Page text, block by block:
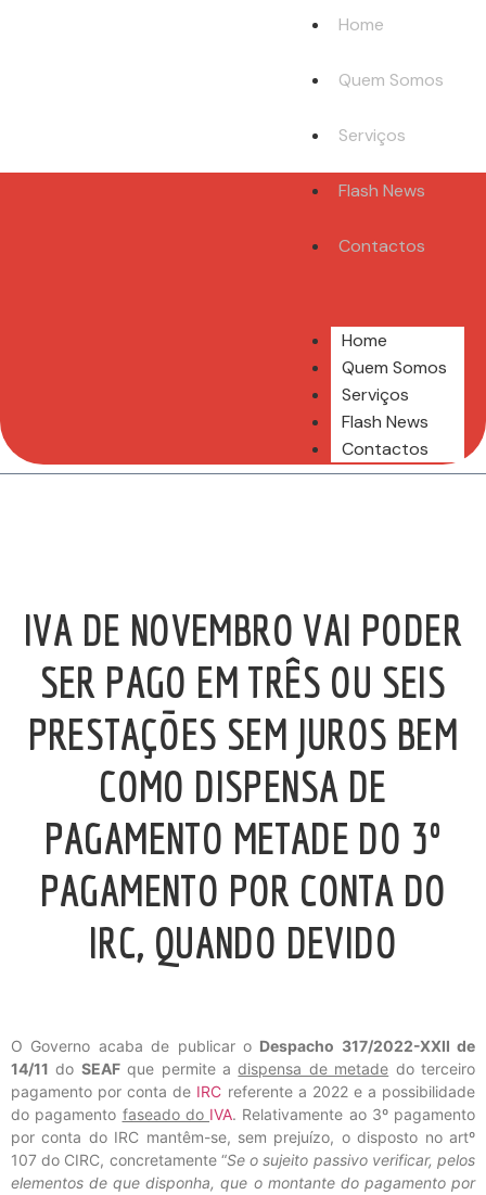
Home
Quem Somos
Serviços
Flash News
Contactos
Home
Quem Somos
Serviços
Flash News
Contactos
IVA DE NOVEMBRO VAI PODER
SER PAGO EM TRÊS OU SEIS
PRESTAÇÕES SEM JUROS BEM
COMO DISPENSA DE
PAGAMENTO METADE DO 3º
PAGAMENTO POR CONTA DO
IRC, QUANDO DEVIDO
O Governo acaba de publicar o Despacho 317/2022-XXII de
14/11 do SEAFque permite adispensa de metade do terceiro
pagamento por conta de IRC referente a 2022 e a possibilidade
do pagamento faseado do IVA. Relativamente ao 3º pagamento
por conta do IRC mantêm-se, sem prejuízo, o disposto no artº
107 do CIRC, concretamente “Se o sujeito passivo verificar, pelos
elementos de que disponha, que o montante do pagamento por